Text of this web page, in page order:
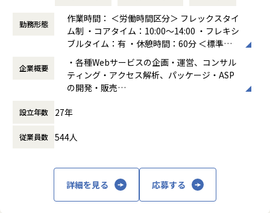
非常に充実している環境です。
・140cm幅のデスクに生体工学に基づいて設計された腰を痛
めにくいチェア、デュアルディスプレイ（大型）支給など、
供しています。
ていただきます。教育体制としては基本OJTとなります。
途入社の方へのフォローは手厚くご用意しております。
変更の範囲：会社の定める業務
【業務の変更の範囲】
勤務形態
作業時間： ＜労働時間区分＞ フレックスタイ
ム制 ・コアタイム：10:00～14:00 ・フレキシ
ブルタイム：有 ・休憩時間：60分 ＜標準労
働時間帯＞ ・10:00～19:00
働き方：フレックス制（コアタイムあり）
時間外労働の有無： 有（月平均14.8時間）
休憩時間： 60分
企業概要
・各種Webサービスの企画・運営、コンサル
ティング・アクセス解析、パッケージ・ASP
の開発・販売
ンフラ構築・保守・監視
設立年数 27年
従業員数 544人
詳細を見る 応募する